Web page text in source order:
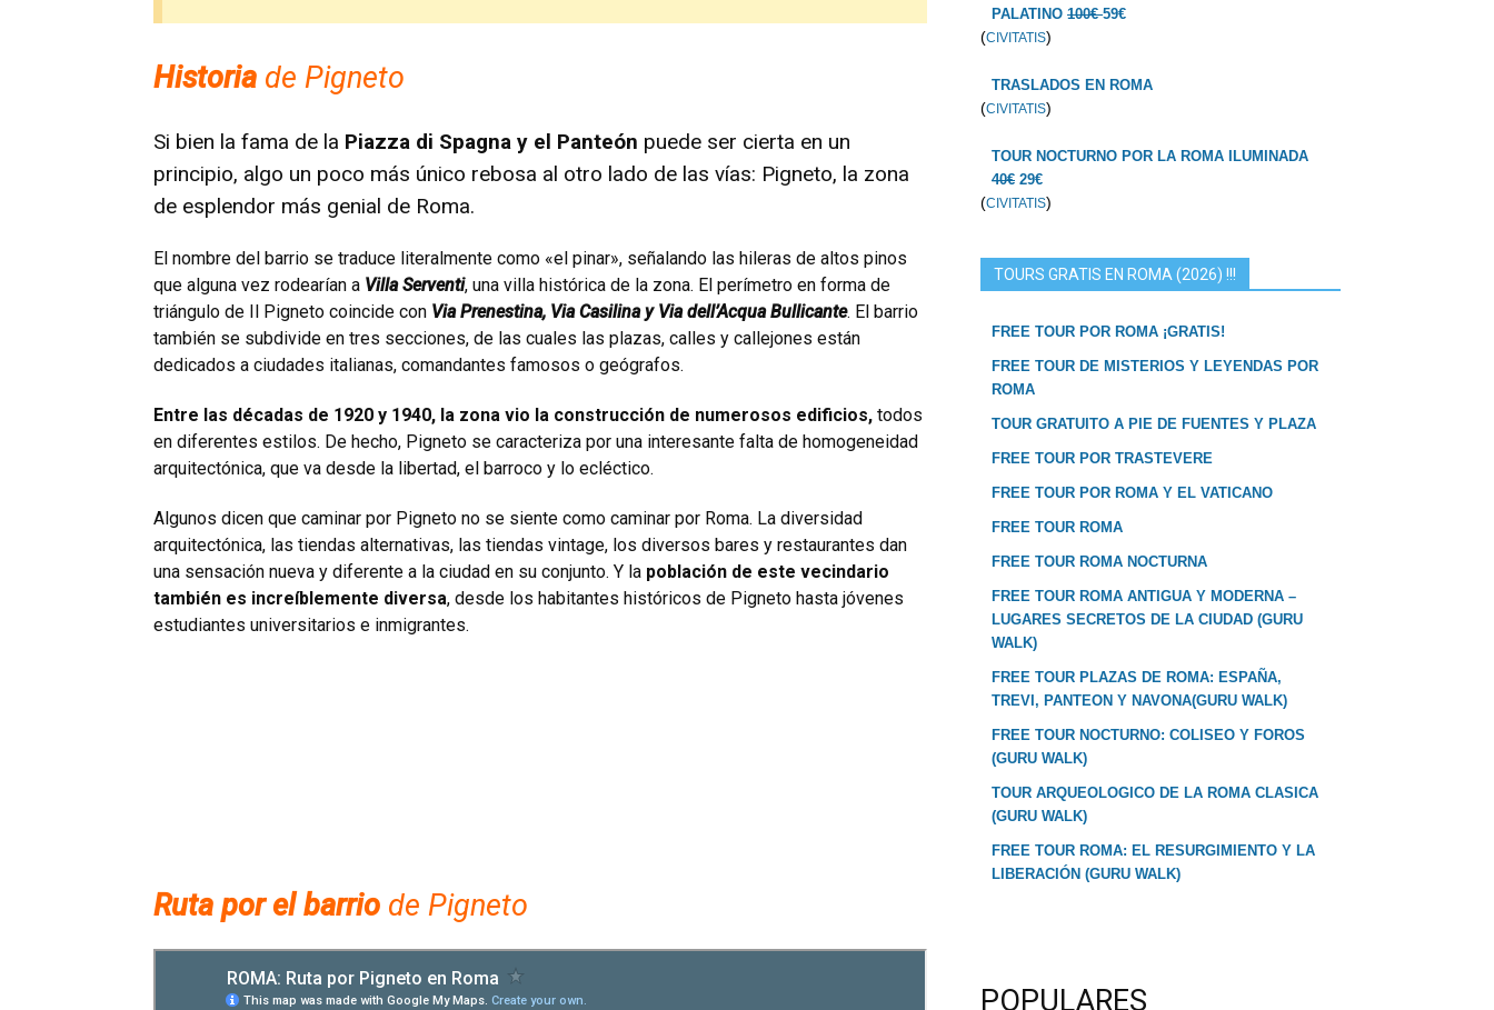
Historia de Pigneto
Si bien la fama de la Piazza di Spagna y el Panteón puede ser cierta en un
principio, algo un poco más único rebosa al otro lado de las vías: Pigneto, la zona
de esplendor más genial de Roma.
El nombre del barrio se traduce literalmente como «el pinar», señalando las hileras de altos pinos
que alguna vez rodearían a Villa Serventi, una villa histórica de la zona. El perímetro en forma de
triángulo de Il Pigneto coincide con Via Prenestina, Via Casilina y Via dell’Acqua Bullicante. El barrio
también se subdivide en tres secciones, de las cuales las plazas, calles y callejones están
dedicados a ciudades italianas, comandantes famosos o geógrafos.
Entre las décadas de 1920 y 1940, la zona vio la construcción de numerosos edificios, todos
en diferentes estilos. De hecho, Pigneto se caracteriza por una interesante falta de homogeneidad
arquitectónica, que va desde la libertad, el barroco y lo ecléctico.
Algunos dicen que caminar por Pigneto no se siente como caminar por Roma. La diversidad
arquitectónica, las tiendas alternativas, las tiendas vintage, los diversos bares y restaurantes dan
una sensación nueva y diferente a la ciudad en su conjunto. Y la población de este vecindario
también es increíblemente diversa, desde los habitantes históricos de Pigneto hasta jóvenes
estudiantes universitarios e inmigrantes.
Ruta por el barrio de Pigneto
PALATINO 100€59€
(CIVITATIS)
TRASLADOS EN ROMA
(CIVITATIS)
TOUR NOCTURNO POR LA ROMA ILUMINADA
40€ 29€
(CIVITATIS)
TOURS GRATIS EN ROMA (2026) !!!
FREE TOUR POR ROMA ¡GRATIS!
FREE TOUR DE MISTERIOS Y LEYENDAS POR
ROMA
TOUR GRATUITO A PIE DE FUENTES Y PLAZA
FREE TOUR POR TRASTEVERE
FREE TOUR POR ROMA Y EL VATICANO
FREE TOUR ROMA
FREE TOUR ROMA NOCTURNA
FREE TOUR ROMA ANTIGUA Y MODERNA –
LUGARES SECRETOS DE LA CIUDAD (GURU
WALK)
FREE TOUR PLAZAS DE ROMA: ESPAÑA,
TREVI, PANTEON Y NAVONA(GURU WALK)
FREE TOUR NOCTURNO: COLISEO Y FOROS
(GURU WALK)
TOUR ARQUEOLOGICO DE LA ROMA CLASICA
(GURU WALK)
FREE TOUR ROMA: EL RESURGIMIENTO Y LA
LIBERACIÓN (GURU WALK)
POPULARES